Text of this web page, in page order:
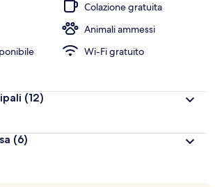
Colazione gratuita
Animali ammessi
Wi-Fi gratuito
(12)
(6)